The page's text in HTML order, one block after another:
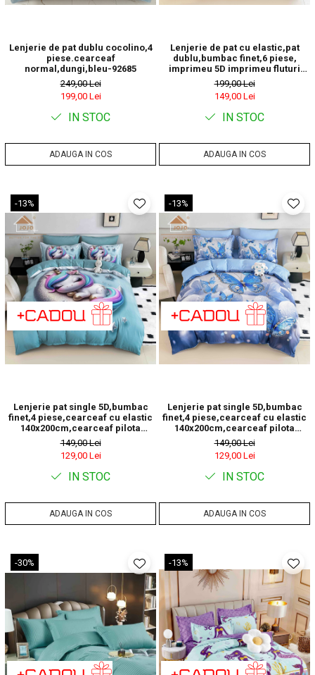
Lenjerie de pat dublu cocolino,4
piese.cearceaf
normal,dungi,bleu-92685
249,00 Lei
199,00 Lei
IN STOC
ADAUGA IN COS
Lenjerie de pat cu elastic,pat
dublu,bumbac finet,6 piese,
imprimeu 5D imprimeu fluturi
albaștri și roz-A1234
199,00 Lei
149,00 Lei
IN STOC
ADAUGA IN COS
-13%
Lenjerie pat single 5D,bumbac
finet,4 piese,cearceaf cu elastic
140x200cm,cearceaf pilota
155x205cm,2 fete de perna
55x80cm-A1269
149,00 Lei
129,00 Lei
IN STOC
ADAUGA IN COS
-13%
Lenjerie pat single 5D,bumbac
finet,4 piese,cearceaf cu elastic
140x200cm,cearceaf pilota
155x205cm,2 fete de perna
55x80cm-A1270
149,00 Lei
129,00 Lei
IN STOC
ADAUGA IN COS
-30% -13%